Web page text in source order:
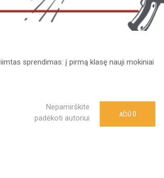
sprendimas: į pirmą klasę nauji mokiniai
Nepamirškite
padėkoti autoriui
AČIŪ 0